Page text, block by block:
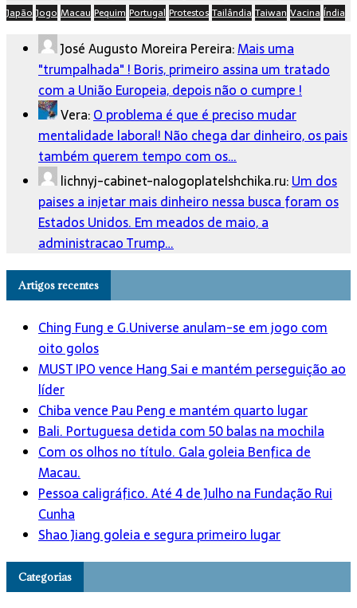
Japão Jogo Macau Pequim Portugal Protestos Tailândia Taiwan Vacina Índia
José Augusto Moreira Pereira:Mais uma
"trumpalhada" ! Boris, primeiro assina um tratado
com a União Europeia, depois não o cumpre !
Vera:O problema é que é preciso mudar
mentalidade laboral! Não chega dar dinheiro, os pais
também querem tempo com os…
lichnyj-cabinet-nalogoplatelshchika.ru:Um dos
paises a injetar mais dinheiro nessa busca foram os
Estados Unidos. Em meados de maio, a
administracao Trump…
Artigos recentes
Ching Fung e G.Universe anulam-se em jogo com
oito golos
MUST IPO vence Hang Sai e mantém perseguição ao
líder
Chiba vence Pau Peng e mantém quarto lugar
Bali. Portuguesa detida com 50 balas na mochila
Com os olhos no título. Gala goleia Benfica de
Macau.
Pessoa caligráfico. Até 4 de Julho na Fundação Rui
Cunha
Shao Jiang goleia e segura primeiro lugar
Categorias